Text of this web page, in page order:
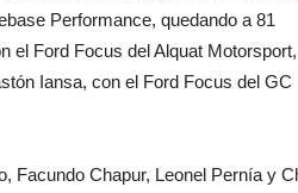
Performance, quedando a 81
el Ford Focus del Alquat Motorsport,
Iansa, con el Ford Focus del GC
Facundo Chapur, Leonel Pernía y